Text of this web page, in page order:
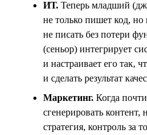
ИТ. Теперь младший
не только пишет код,
не писать без потери
(сеньор) интегрирует
и настраивает его так,
и сделать результат
Маркетинг. Когда
сгенерировать
стратегия, контроль за